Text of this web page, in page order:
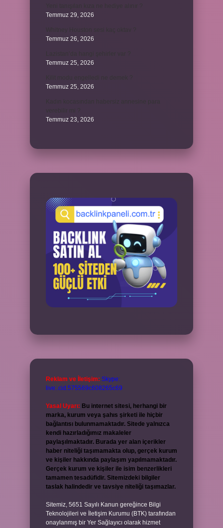
Temmuz 29, 2026
Temmuz 26, 2026
Temmuz 25, 2026
Temmuz 25, 2026
Temmuz 23, 2026
Reklam ve İletişim: Skype:
live:.cid.575569c608265c69
Yasal Uyarı: Bu internet sitesi, herhangi bir
marka, kurum veya şahıs şirketi ile hiçbir
bağlantısı bulunmamaktadır. Sitede yalnızca
kendi hazırladığımız makaleler
paylaşılmaktadır. Burada yer alan içerikler
haber niteliği taşımamakta olup, gerçek kurum
ve kişiler hakkında paylaşım yapılmamaktadır.
Gerçek kurum ve kişiler ile isim benzerlikleri
tamamen tesadüfidir. Sitemizdeki bilgiler
taslak halindedir ve tavsiye niteliği taşımazlar.
Sitemiz, 5651 Sayılı Kanun gereğince Bilgi
Teknolojileri ve İletişim Kurumu (BTK) tarafından
onaylanmış bir Yer Sağlayıcı olarak hizmet